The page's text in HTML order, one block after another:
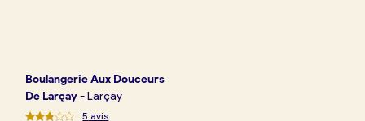
Je crée mon compte
BoulangerieAux Douceurs
De Larçay-Larçay
5 avis